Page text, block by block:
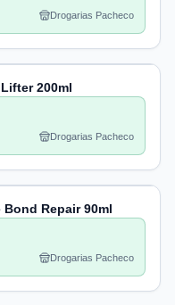
Drogarias Pacheco
200ml
Drogarias Pacheco
Repair 90ml
Drogarias Pacheco